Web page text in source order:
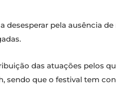
desesperar pela ausência de
das atuações pelos
sendo que o festival tem